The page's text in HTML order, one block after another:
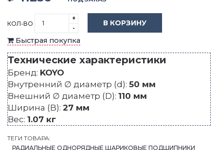
КОЛ-ВО
+
-
В КОРЗИНУ
Быстрая покупка
Технические характеристики
Бренд: KOYO
Внутренний ∅ диаметр (d): 50 мм
Внешний ∅ диаметр (D): 110 мм
Ширина (B): 27 мм
Вес: 1.07 кг
ТЕГИ ТОВАРА:
РАДИАЛЬНЫЕ ОДНОРЯДНЫЕ ШАРИКОВЫЕ ПОДШИПНИКИ